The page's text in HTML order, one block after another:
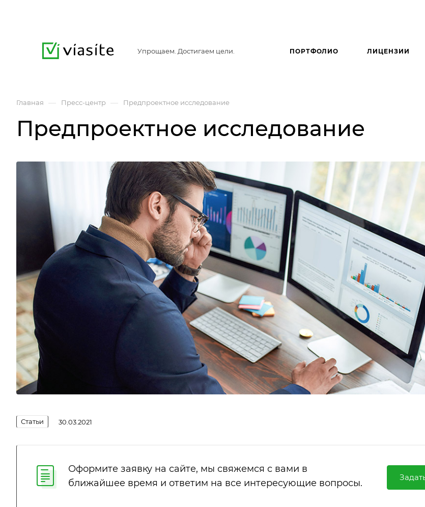
Упрощаем. Достигаем цели. ПОРТФОЛИО ЛИЦЕНЗИИ
Главная — Пресс-центр — Предпроектное исследование
Предпроектное исследование
Статьи 30.03.2021
Оформите заявку на сайте, мы свяжемся с вами в
ближайшее время и ответим на все интересующие вопросы.